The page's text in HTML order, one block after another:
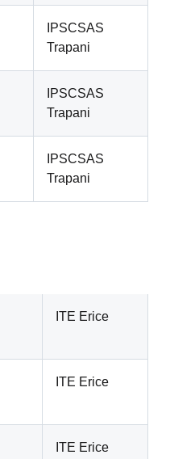
IPSCSAS
Trapani
IPSCSAS
Trapani
IPSCSAS
Trapani
ITE Erice
ITE Erice
ITE Erice